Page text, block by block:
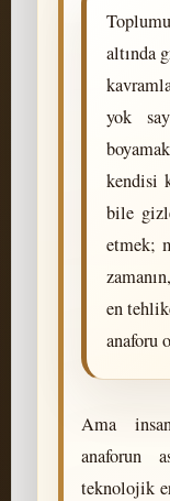
altında
yok
kendisi
bile
etmek;
en
anaforu
Ama
anaforun
teknolojik